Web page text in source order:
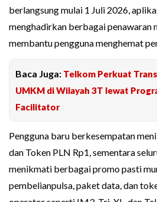
berlangsung mulai 1 Juli 2026,
menghadirkan berbagai penawaran
membantu pengguna menghemat
Baca Juga: Telkom Perkuat
UMKM di Wilayah 3T lewat
Facilitator
Pengguna baru berkesempatan
dan Token PLN Rp1, sementara
menikmati berbagai promo pasti
pembelianpulsa, paket data, dan